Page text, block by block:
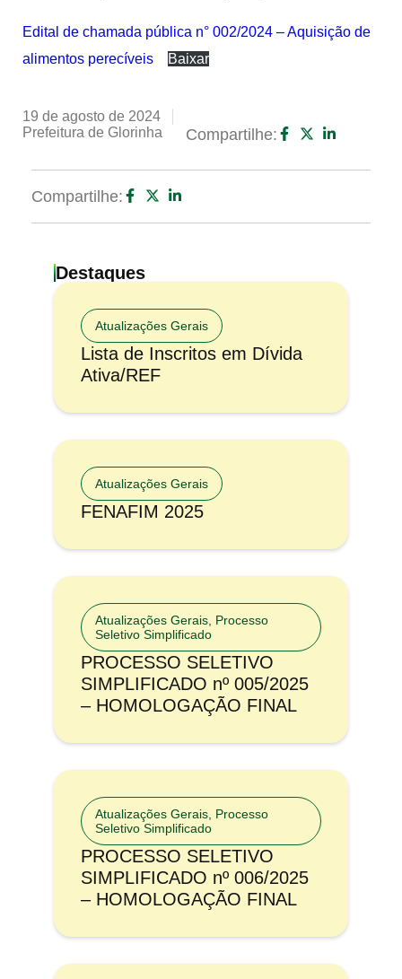
Edital de chamada pública n° 002/2024 – Aquisição de
alimentos perecíveis
Baixar
19 de agosto de 2024
Prefeitura de Glorinha
Compartilhe:
Compartilhe:
Destaques
Atualizações Gerais
Lista de Inscritos em Dívida
Ativa/REF
Atualizações Gerais
FENAFIM 2025
Atualizações Gerais Processo
Seletivo Simplificado
PROCESSO SELETIVO
SIMPLIFICADO nº 005/2025
– HOMOLOGAÇÃO FINAL
Atualizações Gerais Processo
Seletivo Simplificado
PROCESSO SELETIVO
SIMPLIFICADO nº 006/2025
– HOMOLOGAÇÃO FINAL